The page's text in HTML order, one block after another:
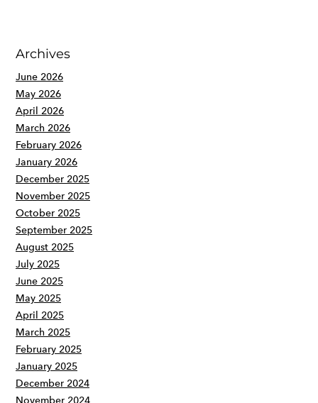
Archives
June 2026
May 2026
April 2026
March 2026
February 2026
January 2026
December 2025
November 2025
October 2025
September 2025
August 2025
July 2025
June 2025
May 2025
April 2025
March 2025
February 2025
January 2025
December 2024
November 2024